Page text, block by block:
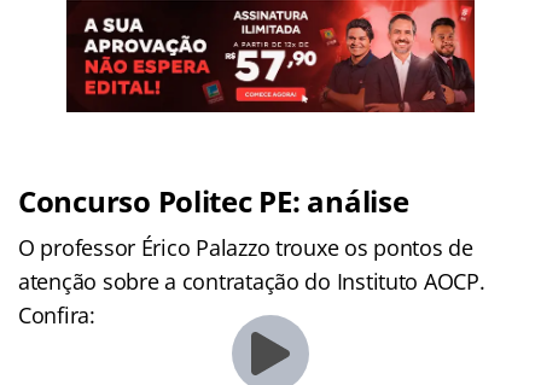
Concurso Politec PE: análise
O professor Érico Palazzo trouxe os pontos de
atenção sobre a contratação do Instituto AOCP.
Confira: